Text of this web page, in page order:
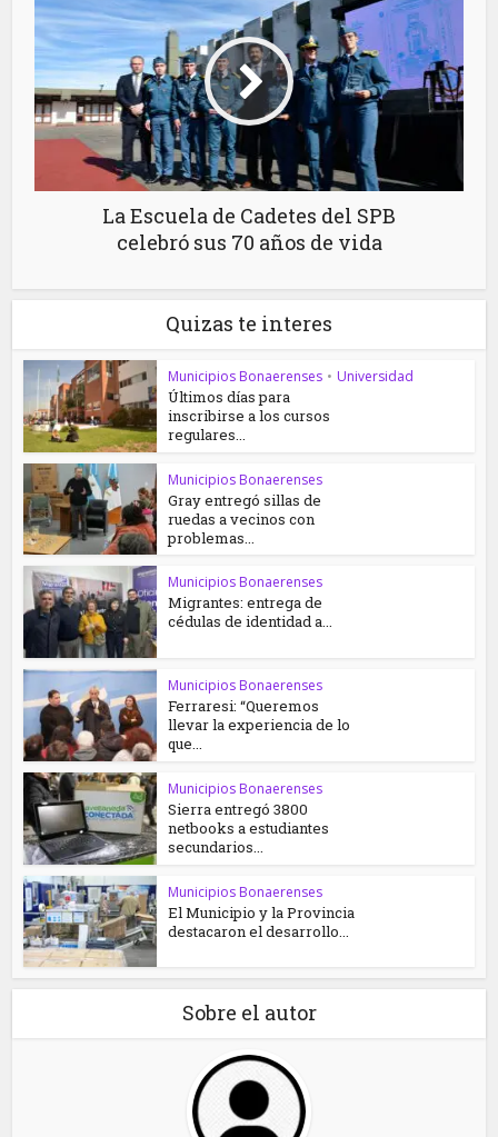
La Escuela de Cadetes del SPB
celebró sus 70 años de vida
Quizas te interes
Municipios Bonaerenses • Universidad
Últimos días para
inscribirse a los cursos
regulares...
Municipios Bonaerenses
Gray entregó sillas de
ruedas a vecinos con
problemas...
Municipios Bonaerenses
Migrantes: entrega de
cédulas de identidad a...
Municipios Bonaerenses
Ferraresi: “Queremos
llevar la experiencia de lo
que...
Municipios Bonaerenses
Sierra entregó 3800
netbooks a estudiantes
secundarios...
Municipios Bonaerenses
El Municipio y la Provincia
destacaron el desarrollo...
Sobre el autor